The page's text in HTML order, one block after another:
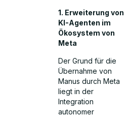
1. Erweiterung von
KI-Agenten im
Ökosystem von
Meta
Der Grund für die
Übernahme von
Manus durch Meta
liegt in der
Integration
autonomer